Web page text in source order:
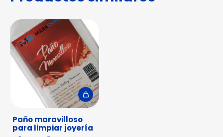
con nuestra Toalla Maravillosa!
Paño maravilloso
para limpiar joyería